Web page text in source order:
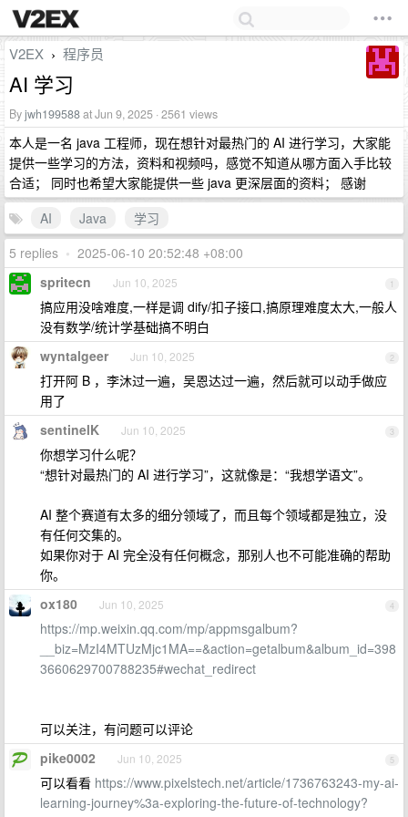
V2EX › 程序员
AI 学习
Byjwh199588at Jun 9, 2025 · 2561 views
本人是一名 java 工程师，现在想针对最热门的 AI 进行学习，大家能
提供一些学习的方法，资料和视频吗，感觉不知道从哪方面入手比较
合适； 同时也希望大家能提供一些 java 更深层面的资料； 感谢
AI
Java
学习
5 replies • 2025-06-10 20:52:48 +08:00
1
spritecn Jun 10, 2025
搞应用没啥难度,一样是调 dify/扣子接口,搞原理难度太大,一般人
没有数学/统计学基础搞不明白
2
wyntalgeer Jun 10, 2025
打开阿 B ，李沐过一遍，吴恩达过一遍，然后就可以动手做应
用了
3
sentinelK Jun 10, 2025
你想学习什么呢？
“想针对最热门的 AI 进行学习”，这就像是：“我想学语文”。
AI 整个赛道有太多的细分领域了，而且每个领域都是独立，没
有任何交集的。
如果你对于 AI 完全没有任何概念，那别人也不可能准确的帮助
你。
4
ox180 Jun 10, 2025
https://mp.weixin.qq.com/mp/appmsgalbum?
__biz=MzI4MTUzMjc1MA==&action=getalbum&album_id=398
3660629700788235#wechat_redirect
可以关注，有问题可以评论
5
pike0002 Jun 10, 2025
可以看看 https://www.pixelstech.net/article/1736763243-my-ai-
learning-journey%3a-exploring-the-future-of-technology?